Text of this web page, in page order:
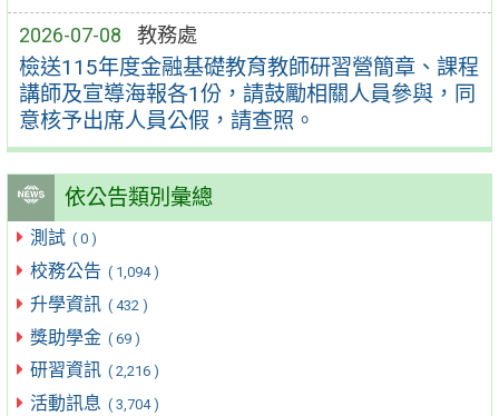
2026-07-08 教務處
檢送115年度金融基礎教育教師研習營簡章、課程
講師及宣導海報各1份，請鼓勵相關人員參與，同
意核予出席人員公假，請查照。
依公告類別彙總
測試 ( 0 )
校務公告 ( 1,094 )
升學資訊 ( 432 )
獎助學金 ( 69 )
研習資訊 ( 2,216 )
活動訊息 ( 3,704 )